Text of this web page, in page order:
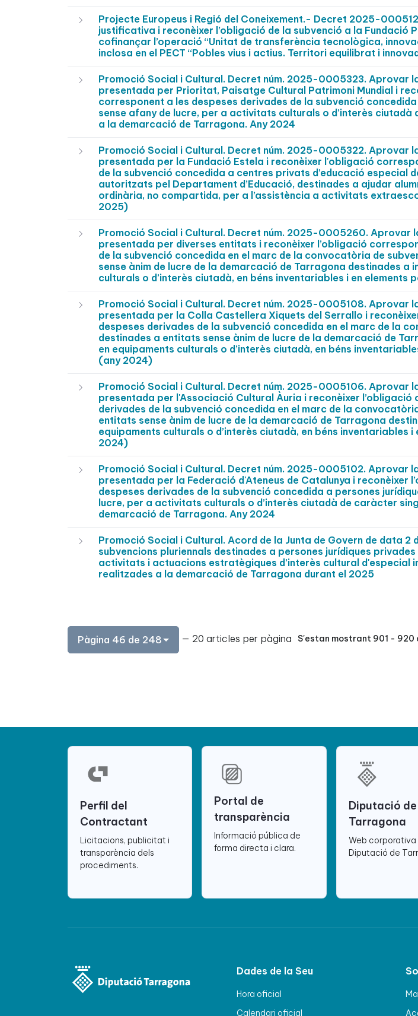
Projecte Europeus i Regió del Coneixement.- Decret 2025-
justificativa i reconèixer l’obligació de la subvenció a la Fundació
cofinançar l’operació “Unitat de transferència tecnològica,
inclosa en el PECT “Pobles vius i actius. Territori equilibrat i
Promoció Social i Cultural. Decret núm. 2025-0005323. Aprovar
presentada per Prioritat, Paisatge Cultural Patrimoni Mundial i
corresponent a les despeses derivades de la subvenció
sense afany de lucre, per a activitats culturals o d’interès
a la demarcació de Tarragona. Any 2024
Promoció Social i Cultural. Decret núm. 2025-0005322. Aprovar
presentada per la Fundació Estela i reconèixer l'obligació
de la subvenció concedida a centres privats d’educació especial
autoritzats pel Departament d’Educació, destinades a ajudar
ordinària, no compartida, per a l’assistència a activitats
2025)
Promoció Social i Cultural. Decret núm. 2025-0005260. Aprovar
presentada per diverses entitats i reconèixer l’obligació
de la subvenció concedida en el marc de la convocatòria de
sense ànim de lucre de la demarcació de Tarragona destinades a
culturals o d’interès ciutadà, en béns inventariables i en elements
Promoció Social i Cultural. Decret núm. 2025-0005108. Aprovar
presentada per la Colla Castellera Xiquets del Serrallo i
despeses derivades de la subvenció concedida en el marc de la
destinades a entitats sense ànim de lucre de la demarcació de
en equipaments culturals o d’interès ciutadà, en béns
(any 2024)
Promoció Social i Cultural. Decret núm. 2025-0005106. Aprovar
presentada per l'Associació Cultural Àuria i reconèixer l’obligació
derivades de la subvenció concedida en el marc de la
entitats sense ànim de lucre de la demarcació de Tarragona
equipaments culturals o d’interès ciutadà, en béns inventariables
2024)
Promoció Social i Cultural. Decret núm. 2025-0005102. Aprovar
presentada per la Federació d'Ateneus de Catalunya i reconèixer
despeses derivades de la subvenció concedida a persones
lucre, per a activitats culturals o d’interès ciutadà de caràcter
demarcació de Tarragona. Any 2024
Promoció Social i Cultural. Acord de la Junta de Govern de data 2
subvencions pluriennals destinades a persones jurídiques
activitats i actuacions estratègiques d’interès cultural d'especial
realitzades a la demarcació de Tarragona durant el 2025
Pàgina 46 de 248 — 20 articles per pàgina S'estan mostrant 901 -
Perfil del
Contractant
Licitacions, publicitat i
transparència dels
procediments.
Portal de
transparència
Informació pública de
forma directa i clara.
Diputació de
Tarragona
Web corporativa
Diputació de
Dades de la Seu
Hora oficial
Calendari oficial